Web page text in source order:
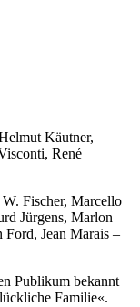
Käutner,
René
Fischer, Marcello
Jürgens, Marlon
Jean Marais –
Publikum bekannt
Familie«.